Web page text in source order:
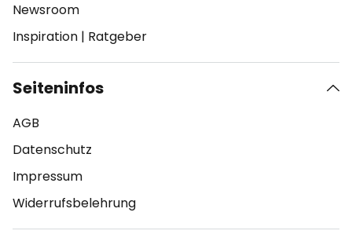
Newsroom
Inspiration | Ratgeber
Seiteninfos
AGB
Datenschutz
Impressum
Widerrufsbelehrung